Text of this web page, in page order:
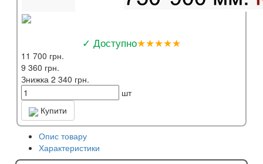
✓ Доступно★★★★★
11 700 грн.
9 360 грн.
Знижка 2 340 грн.
шт
Купити
Опис товару
Характеристики